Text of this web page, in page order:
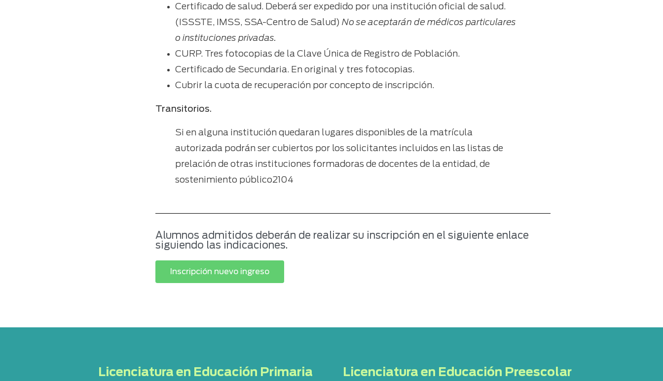
Certificado de salud. Deberá ser expedido por una institución oficial de salud.
(ISSSTE, IMSS, SSA-Centro de Salud)No se aceptarán de médicos particulares
o instituciones privadas.
CURP. Tres fotocopias de la Clave Única de Registro de Población.
Certificado de Secundaria. En original y tres fotocopias.
Cubrir la cuota de recuperación por concepto de inscripción.
Transitorios.
Si en alguna institución quedaran lugares disponibles de la matrícula
autorizada podrán ser cubiertos por los solicitantes incluidos en las listas de
prelación de otras instituciones formadoras de docentes de la entidad, de
sostenimiento público2104
Alumnos admitidos deberán de realizar su inscripción en el siguiente enlace
siguiendo las indicaciones.
Inscripción nuevo ingreso
Licenciatura en Educación Primaria Licenciatura en Educación Preescolar